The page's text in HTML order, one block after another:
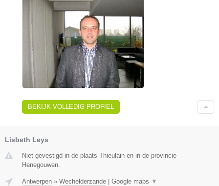
BEKIJK VOLLEDIG PROFIEL
Lisbeth Leys
Niet gevestigd in de plaats Thieulain en in de provincie
Henegouwen.
Antwerpen » Wechelderzande Google maps ▼